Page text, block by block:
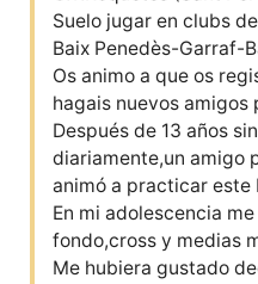
Suelo jugar en clubs
Baix Penedès-Garraf-
Os animo a que os
hagais nuevos amigos
Después de 13 años
diariamente,un amigo
animó a practicar
En mi adolescencia
fondo,cross y medias
Me hubiera gustado